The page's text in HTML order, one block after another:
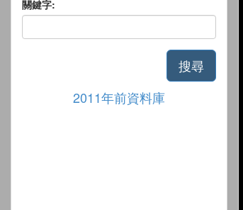
關鍵字:
搜尋
2011年前資料庫